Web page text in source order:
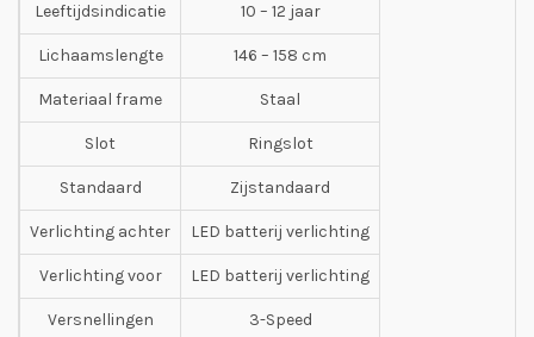
Leeftijdsindicatie 10 – 12 jaar
Lichaamslengte 146 – 158 cm
Materiaal frame Staal
Slot Ringslot
Standaard Zijstandaard
Verlichting achter LED batterij verlichting
Verlichting voor LED batterij verlichting
Versnellingen 3-Speed